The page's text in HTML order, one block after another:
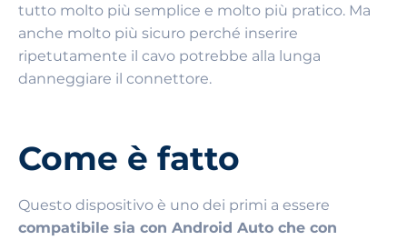
tutto molto più semplice e molto più pratico. Ma
anche molto più sicuro perché inserire
ripetutamente il cavo potrebbe alla lunga
danneggiare il connettore.
Come è fatto
Questo dispositivo è uno dei primi a essere
compatibile sia con Android Auto che con